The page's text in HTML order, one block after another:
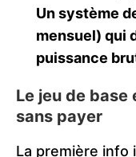
Un système
mensuel) qui
puissance
Le jeu de
sans payer
La première info